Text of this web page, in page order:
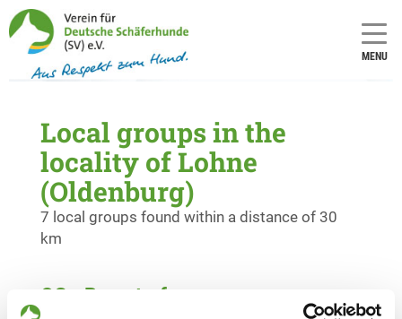
MENU
Local groups in the
locality of Lohne
(Oldenburg)
7 local groups found within a distance of 30
km
OG - Barnstorf